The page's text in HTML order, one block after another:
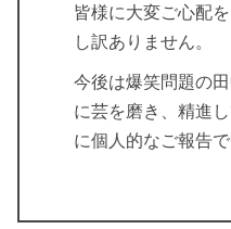
皆様に大変ご心配
し訳ありません。
今後は爆笑問題の
に芸を磨き、精進
に個人的なご報告